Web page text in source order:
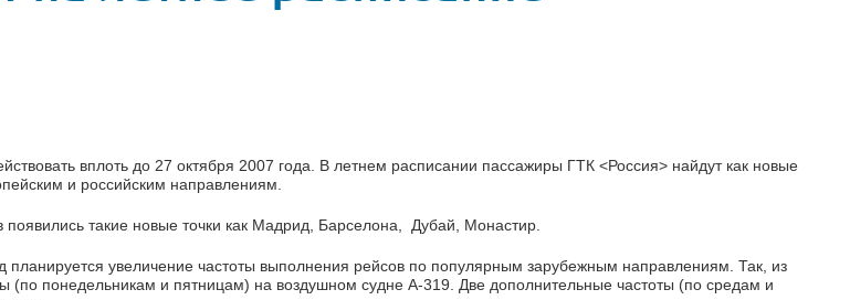
вплоть до 27 октября 2007 года. В летнем расписании пассажиры ГТК <Россия> найдут как новые
и российским направлениям.
такие новые точки как Мадрид, Барселона, Дубай, Монастир.
увеличение частоты выполнения рейсов по популярным зарубежным направлениям. Так, из
(по понедельникам и пятницам) на воздушном судне А-319. Две дополнительные частоты (по средам и